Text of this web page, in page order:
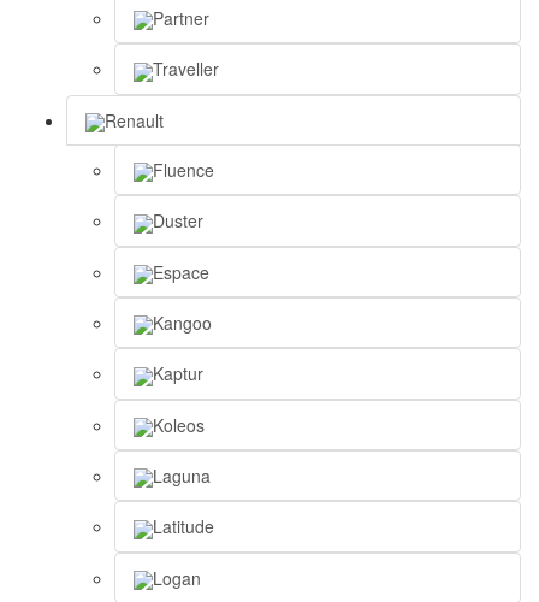
Partner
Traveller
Renault
Fluence
Duster
Espace
Kangoo
Kaptur
Koleos
Laguna
Latitude
Logan